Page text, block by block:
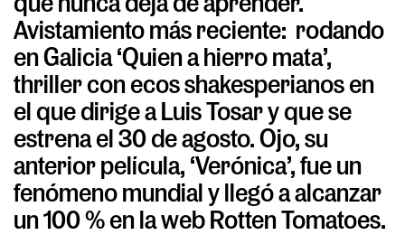
Avistamiento más reciente: rodando
en Galicia ‘Quien a hierro mata’,
thriller con ecos shakesperianos en
el que dirige a Luis Tosar y que se
estrena el 30 de agosto. Ojo, su
anterior película, ‘Verónica’, fue un
fenómeno mundial y llegó a alcanzar
un 100 % en la web Rotten Tomatoes.